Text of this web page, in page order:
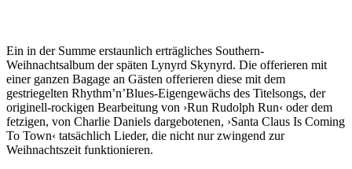
Ein in der Summe erstaunlich erträgliches Southern-
Weihnachtsalbum der späten Lynyrd Skynyrd. Die offerieren mit
einer ganzen Bagage an Gästen offerieren diese mit dem
gestriegelten Rhythm’n’Blues-Eigengewächs des Titelsongs, der
originell-rockigen Bearbeitung von ›Run Rudolph Run‹ oder dem
fetzigen, von Charlie Daniels dargebotenen, ›Santa Claus Is Coming
To Town‹ tatsächlich Lieder, die nicht nur zwingend zur
Weihnachtszeit funktionieren.